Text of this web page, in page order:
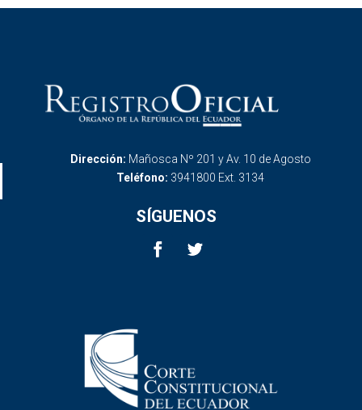
Dirección: Mañosca Nº 201 y Av. 10 de Agosto
Teléfono: 3941800 Ext. 3134
SÍGUENOS